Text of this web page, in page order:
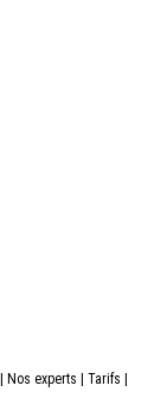
Nos experts Tarifs